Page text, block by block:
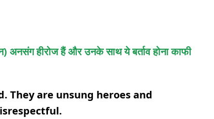
अनसंग हीरोज हैं और उनके साथ ये बर्ताव होना काफी
They are unsung heroes and